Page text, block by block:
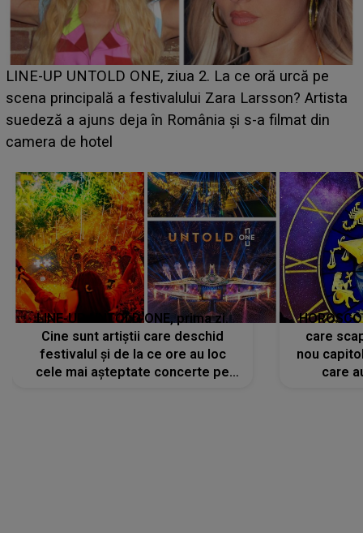
Ce a dezvăluit noua concurentă din "Casa Iubirii" l-a
luat prin surprindere pe Emanuel. CINE ESTE
BĂIATUL VIZAT de Alexandra?! Aflându-se în fața
faptului împlinit, A RECUNOSCUT IMEDIAT: "Am
LINE-UP UNTOLD ONE, prima zi.
Cine sunt artiștii care deschid
festivalul și de la ce ore au loc
cele mai așteptate concerte pe
care
nou
care